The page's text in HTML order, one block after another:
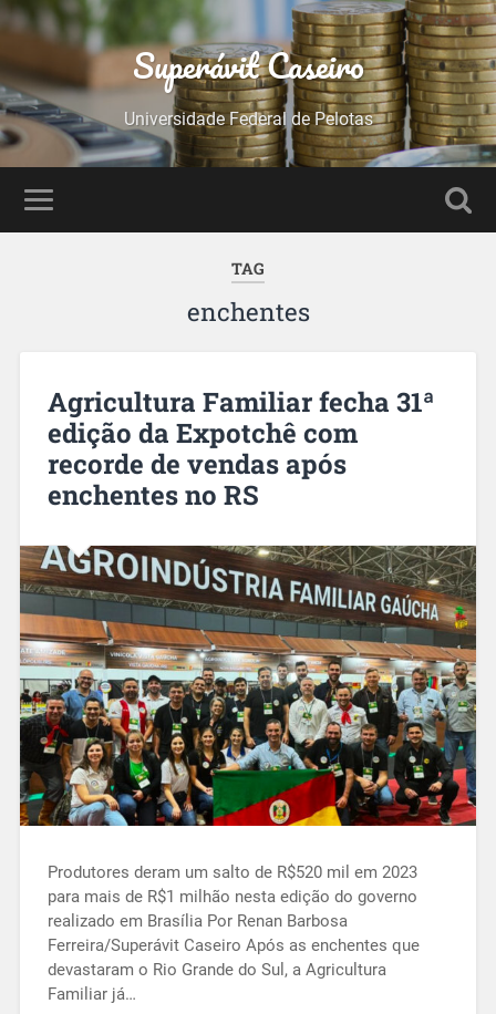
Superávit Caseiro
Universidade Federal de Pelotas
TAG
enchentes
Agricultura Familiar fecha 31ª
edição da Expotchê com
recorde de vendas após
enchentes no RS
Produtores deram um salto de R$520 mil em 2023
para mais de R$1 milhão nesta edição do governo
realizado em Brasília Por Renan Barbosa
Ferreira/Superávit Caseiro Após as enchentes que
devastaram o Rio Grande do Sul, a Agricultura
Familiar já…